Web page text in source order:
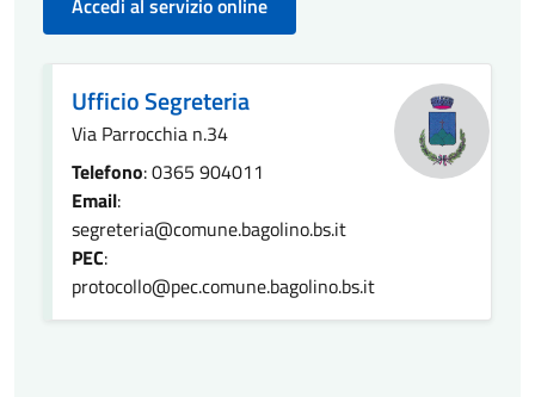
Accedi al servizio online
Ufficio Segreteria
Via Parrocchia n.34
Telefono: 0365 904011
Email:
segreteria@comune.bagolino.bs.it
PEC:
protocollo@pec.comune.bagolino.bs.it